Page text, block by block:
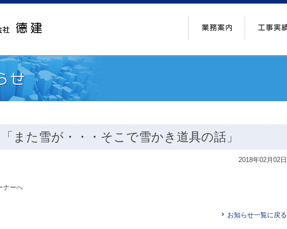
また雪が・・・そこで雪かき道具の話」
2018年02月02日
ナーへ
お知らせ一覧に戻る